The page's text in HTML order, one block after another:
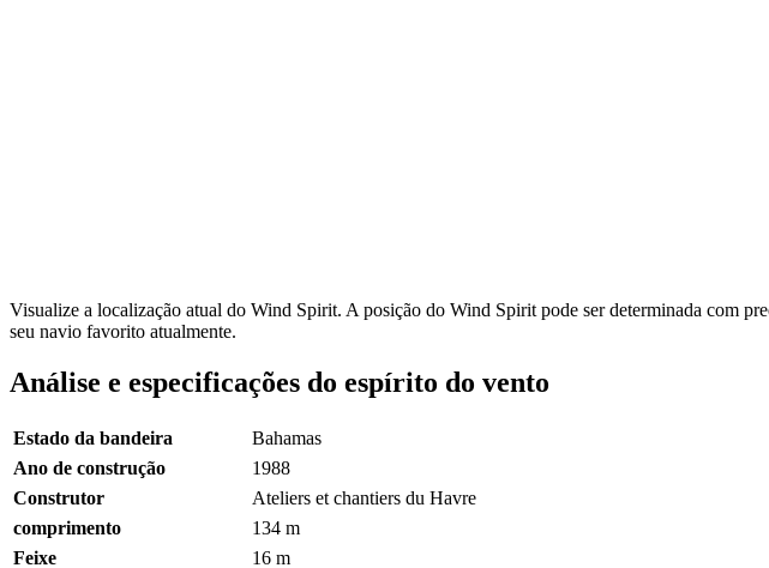
Visualize a localização atual do Wind Spirit. A posição do Wind Spirit pode ser determinada com
seu navio favorito atualmente.
Análise e especificações do espírito do vento
Estado da bandeira
Bahamas
Ano de construção
1988
Construtor
Ateliers et chantiers du Havre
comprimento
134 m
Feixe
16 m